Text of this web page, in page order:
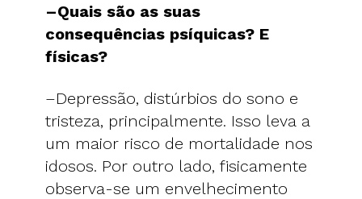
–Quais são as suas
consequências psíquicas? E
físicas?
–Depressão, distúrbios do sono e
tristeza, principalmente. Isso leva a
um maior risco de mortalidade nos
idosos. Por outro lado, fisicamente
observa-se um envelhecimento